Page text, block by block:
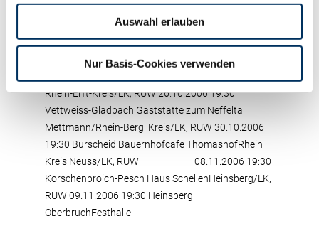
Auswahl erlauben
Nur Basis-Cookies verwenden
NiederrheinhalleOberberg/LK, RUW 18.10.2006
19:30 Lindlar Zum musikalischen WirtRhein-Sieg
Kreis/LK, RUW 19.10.2006 19:30 Siegburg-Kaldauen
Restaurant Altkaldauen, Hauptstraße Kleve/LK,
Rhein-Erft-Kreis/LK, RUW 26.10.2006 19:30
Vettweiss-Gladbach Gaststätte zum Neffeltal
Mettmann/Rhein-Berg Kreis/LK, RUW 30.10.2006
19:30 Burscheid Bauernhofcafe ThomashofRhein
Kreis Neuss/LK, RUW 08.11.2006 19:30
Korschenbroich-Pesch Haus SchellenHeinsberg/LK,
RUW 09.11.2006 19:30 Heinsberg
OberbruchFesthalle